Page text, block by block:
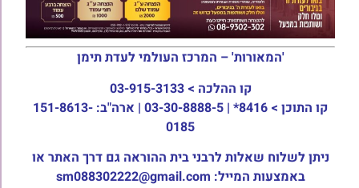
'המאורות' – המרכז העולמי לעדת תימן
קו ההלכה > 03-915-3133
קו התוכן >
8416* | 03-30-8888-5 | ארה"ב: 151-8613-
0185
ניתן לשלוח שאלות לרבני בית ההוראה גם דרך האתר או
באמצעות המייל: sm088302222@gmail.com